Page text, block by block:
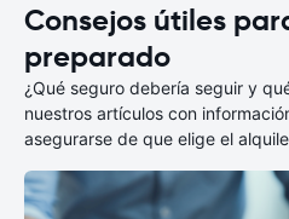
Consejos útiles
preparado
¿Qué seguro debería seguir y
nuestros artículos con
asegurarse de que elige el